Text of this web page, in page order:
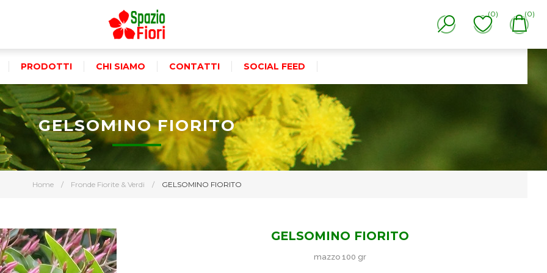
(0) (0)
PRODOTTI CHI SIAMO CONTATTI SOCIAL FEED
Home / Fronde Fiorite & Verdi / GELSOMINO FIORITO
GELSOMINO FIORITO
GELSOMINO FIORITO
mazzo 100 gr